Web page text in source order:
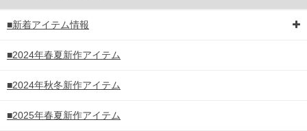
■新着アイテム情報
■2024年春夏新作アイテム
■2024年秋冬新作アイテム
■2025年春夏新作アイテム